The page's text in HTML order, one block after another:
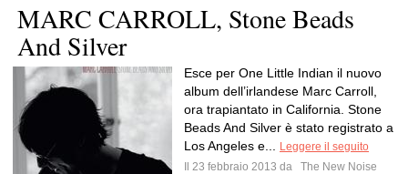
MARC CARROLL, Stone Beads
And Silver
Esce per One Little Indian il nuovo
album dell’irlandese Marc Carroll,
ora trapiantato in California. Stone
Beads And Silver è stato registrato a
Los Angeles e...
Leggere il seguito
Il 23 febbraio 2013 da
The New Noise